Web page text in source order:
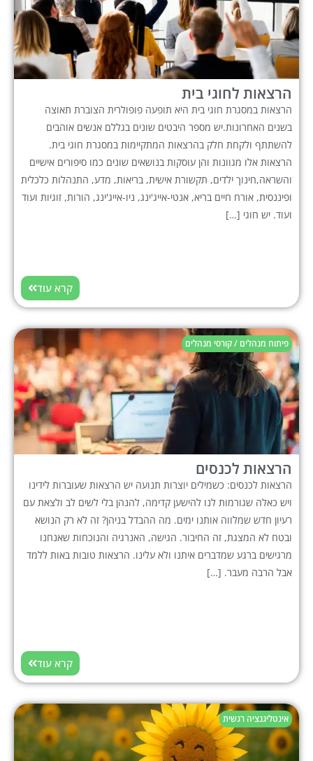
הרצאות לחוגי בית
הרצאות במסגרת חוגי בית היא תופעה פופולרית הצוברת תאוצה
בשנים האחרונות.יש מספר היבטים שונים בגללם אנשים אוהבים
להשתתף ולקחת חלק בהרצאות המתקיימות במסגרת חוגי בית.
הרצאות אלו מגוונות והן עוסקות בנושאים שונים כמו סיפורים אישיים
והשראה,חינוך ילדים, תקשורת אישית, בריאות, מדע, התנהלות כלכלית
ופיננסית, אורח חיים בריא, אנטי-אייג'ינג, ניו-אייג'ינג, הורות, זוגיות ועוד
ועוד. יש חוגי […]
קרא עוד
פיתוח מנהלים / קורסי מנהלים
הרצאות לכנסים
הרצאות לכנסים: כשמילים יוצרות תנועה יש הרצאות שעוברות לידינו
ויש כאלה שגורמות לנו להישען קדימה, להנהן בלי לשים לב ולצאת עם
רעיון חדש שמלווה אותנו ימים. מה ההבדל בניהן? זה לא רק הנושא
ובטח לא המצגת, זה החיבור. הגישה, האנרגיה והנוכחות שאנחנו
מרגישים ברגע שמדברים איתנו ולא עלינו. הרצאות טובות באות ללמד
אבל הרבה מעבר. […]
קרא עוד
אינטליגנציה רגשית